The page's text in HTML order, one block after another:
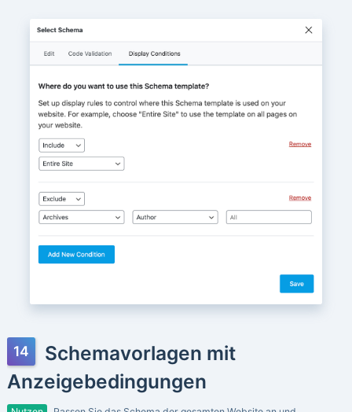
Schemavorlagen mit
Anzeigebedingungen